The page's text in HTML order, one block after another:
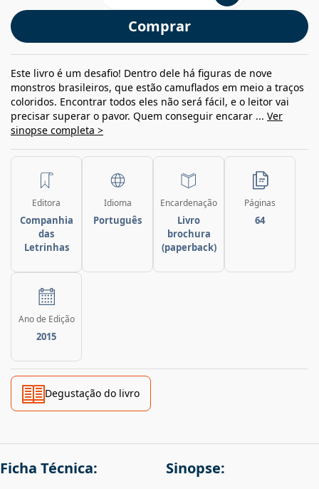
Comprar
Este livro é um desafio! Dentro dele há figuras de nove
monstros brasileiros, que estão camuflados em meio a traços
coloridos. Encontrar todos eles não será fácil, e o leitor vai
precisar superar o pavor. Quem conseguir encarar ... Ver
sinopse completa >
Editora
Companhia
das
Letrinhas
Idioma
Português
Encardenação
Livro
brochura
(paperback)
Páginas
64
Ano de Edição
2015
Degustação do livro
Ficha Técnica: Sinopse: